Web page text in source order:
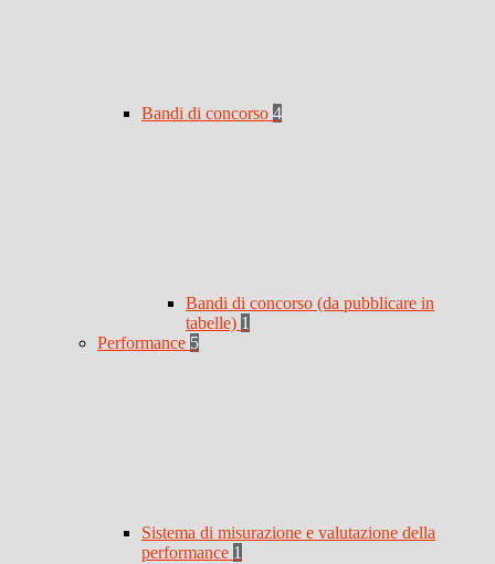
Bandi di concorso 4
Bandi di concorso (da pubblicare in
tabelle) 1
Performance 5
Sistema di misurazione e valutazione della
performance 1